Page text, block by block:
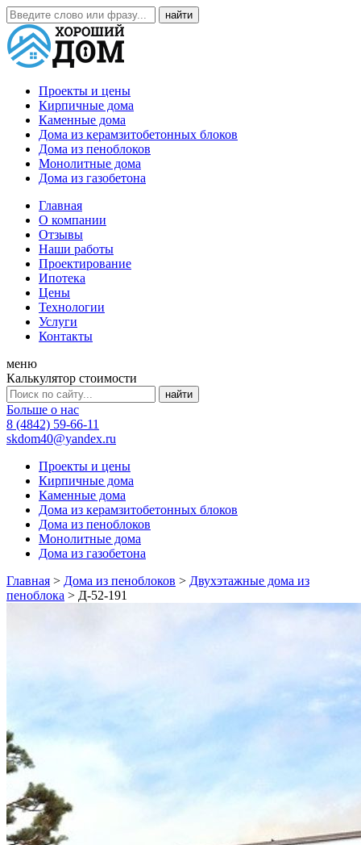
Проекты и цены
Кирпичные дома
Каменные дома
Дома из керамзитобетонных блоков
Дома из пеноблоков
Монолитные дома
Дома из газобетона
Главная
О компании
Отзывы
Наши работы
Проектирование
Ипотека
Цены
Технологии
Услуги
Контакты
меню
Калькулятор стоимости
Больше о нас
8 (4842) 59-66-11
skdom40@yandex.ru
Проекты и цены
Кирпичные дома
Каменные дома
Дома из керамзитобетонных блоков
Дома из пеноблоков
Монолитные дома
Дома из газобетона
Главная > Дома из пеноблоков > Двухэтажные дома из
пеноблока > Д-52-191